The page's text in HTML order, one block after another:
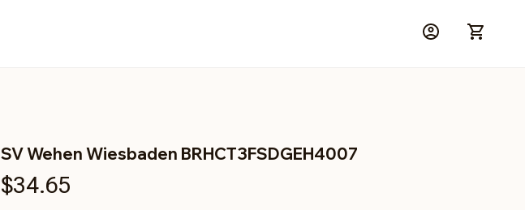
SV Wehen Wiesbaden BRHCT3FSDGEH4007
$34.65